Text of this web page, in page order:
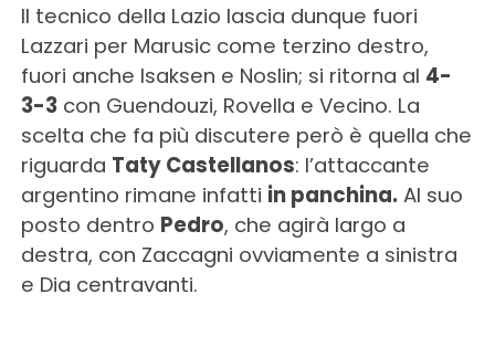
Il tecnico della Lazio lascia dunque fuori
Lazzari per Marusic come terzino destro,
fuori anche Isaksen e Noslin; si ritorna al 4-
3-3con Guendouzi, Rovella e Vecino. La
scelta che fa più discutere però è quella che
riguarda Taty Castellanos: l’attaccante
argentino rimane infatti in panchina. Al suo
posto dentro Pedro, che agirà largo a
destra, con Zaccagni ovviamente a sinistra
e Dia centravanti.